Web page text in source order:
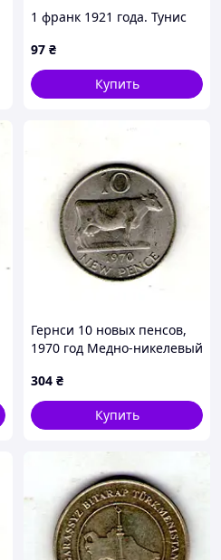
1 франк 1921 года. Тунис
97 ₴
Купить
Гернси 10 новых пенсов,
1970 год Медно-никелевый
No3979
304 ₴
Купить